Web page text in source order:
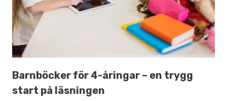
Barnböcker för 4-åringar – en trygg
start på läsningen